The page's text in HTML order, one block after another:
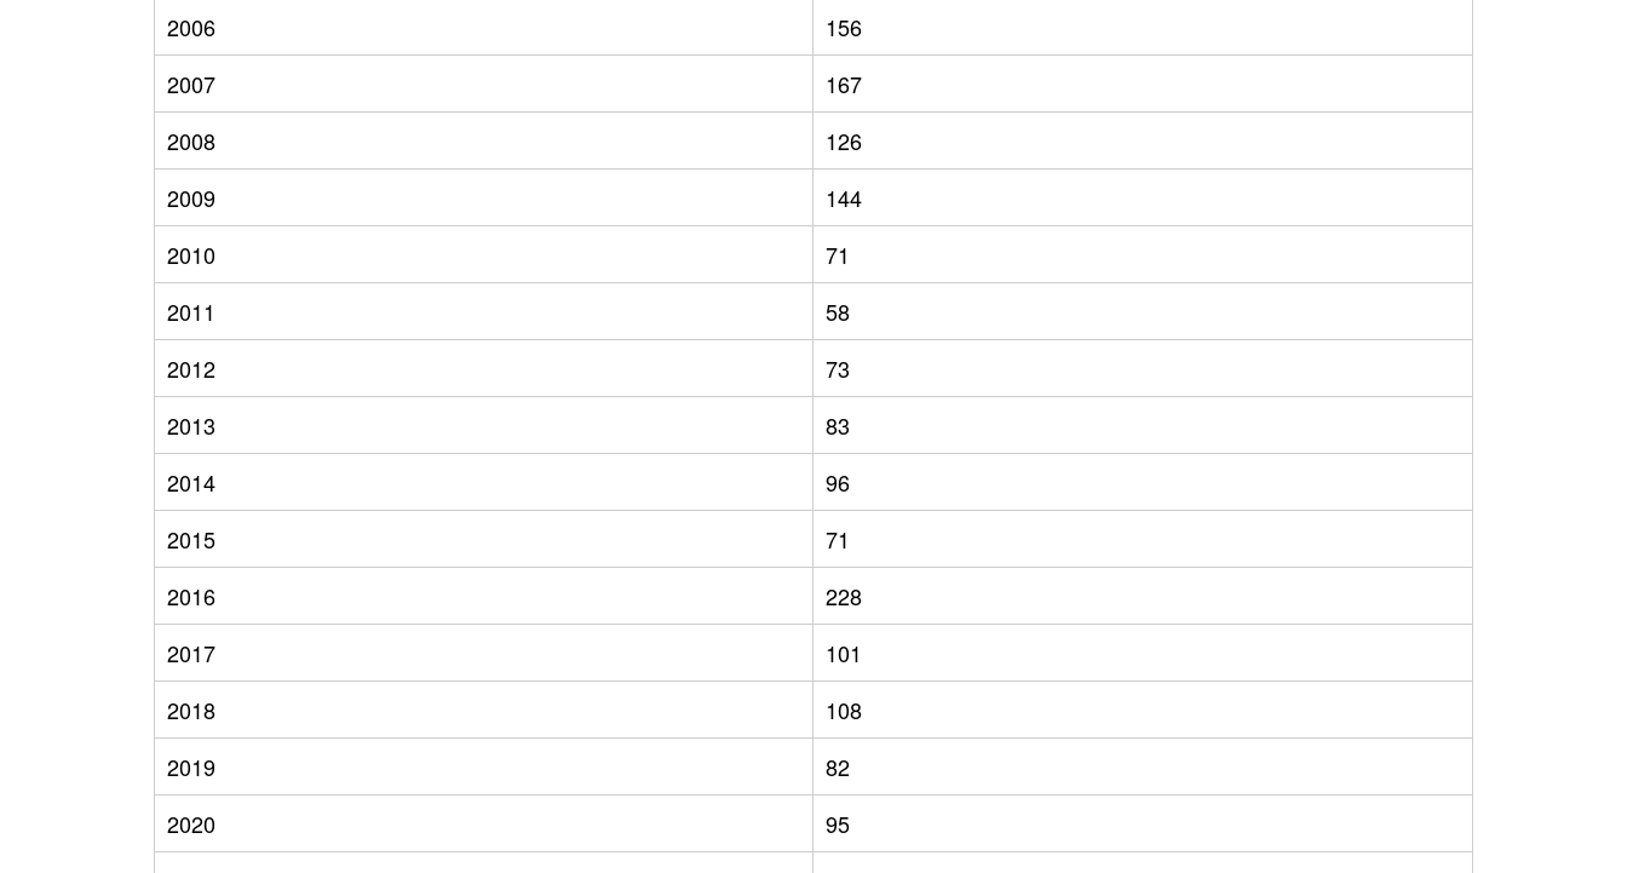
2006
156
2007
167
2008
126
2009
144
2010
71
2011
58
2012
73
2013
83
2014
96
2015
71
2016
228
2017
101
2018
108
2019
82
2020
95